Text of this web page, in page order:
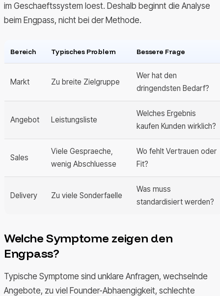
im Geschaeftssystem loest. Deshalb beginnt die Analyse
beim Engpass, nicht bei der Methode.
Bereich Typisches Problem Bessere Frage
Markt Zu breite Zielgruppe
Wer hat den
dringendsten Bedarf?
Angebot Leistungsliste
Welches Ergebnis
kaufen Kunden wirklich?
Sales
Viele Gespraeche,
wenig Abschluesse
Wo fehlt Vertrauen oder
Fit?
Delivery Zu viele Sonderfaelle
Was muss
standardisiert werden?
Welche Symptome zeigen den
Engpass?
Typische Symptome sind unklare Anfragen, wechselnde
Angebote, zu viel Founder-Abhaengigkeit, schlechte